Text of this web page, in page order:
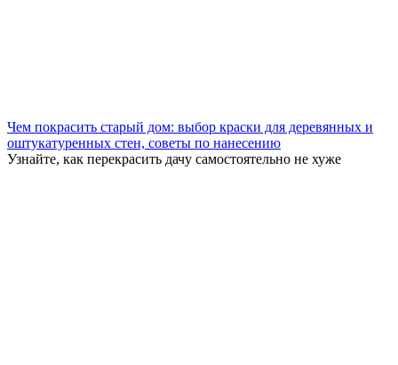
Чем покрасить старый дом: выбор краски для деревянных и
оштукатуренных стен, советы по нанесению
Узнайте, как перекрасить дачу самостоятельно не хуже